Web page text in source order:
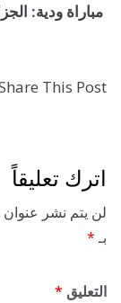
Share This
نشر عنوان بريدك
*